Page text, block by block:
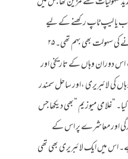
یا لیپ ٹاپ رکھنے کے لیے
ڈیسک ، موبائل اور لیپ ٹاپ چارج کرنے کی سہولت بھی بہم تھی۔ ۲۵
چلا ، اس دوران وہاں کے تاریخی اور
کی لائبریری ،اور ساحل سمندر
“غلامی میوزیم ”بھی دیکھا جس
اور معاشرے پر اس کے
اس میں ایک لائبریری بھی تھی